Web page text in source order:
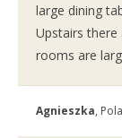
large dining
Upstairs
rooms are
Agnieszka,